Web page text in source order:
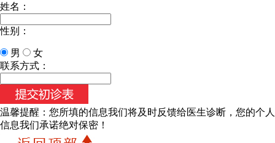
姓名：
性别：
男
女
联系方式：
温馨提醒： 您所填的信息我们将及时反馈给医生诊断，您的个人
信息我们承诺绝对保密！